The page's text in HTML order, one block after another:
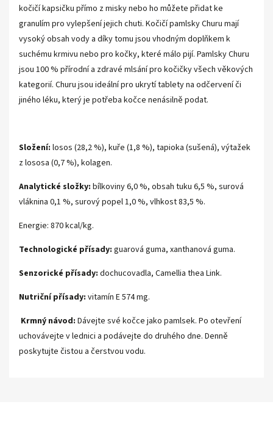
kočičí kapsičku přímo z misky nebo ho můžete přidat ke
granulím pro vylepšení jejich chuti. Kočičí pamlsky Churu mají
vysoký obsah vody a díky tomu jsou vhodným doplňkem k
suchému krmivu nebo pro kočky, které málo pijí. Pamlsky Churu
jsou 100 % přírodní a zdravé mlsání pro kočičky všech věkových
kategorií. Churu jsou ideální pro ukrytí tablety na odčervení či
jiného léku, který je potřeba kočce nenásilně podat.
Složení: losos (28,2 %), kuře (1,8 %), tapioka (sušená), výtažek
z lososa (0,7 %), kolagen.
Analytické složky: bílkoviny 6,0 %, obsah tuku 6,5 %, surová
vláknina 0,1 %, surový popel 1,0 %, vlhkost 83,5 %.
Energie: 870 kcal/kg.
Technologické přísady: guarová guma, xanthanová guma.
Senzorické přísady: dochucovadla, Camellia thea Link.
Nutriční přísady: vitamín E 574 mg.
Krmný návod: Dávejte své kočce jako pamlsek. Po otevření
uchovávejte v lednici a podávejte do druhého dne. Denně
poskytujte čistou a čerstvou vodu.